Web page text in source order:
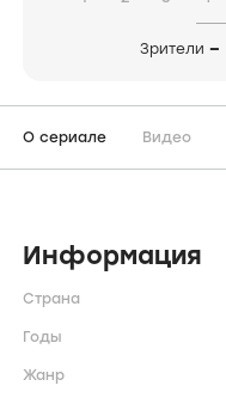
Зрители —
О сериале Видео
Информация
Страна
Годы
Жанр